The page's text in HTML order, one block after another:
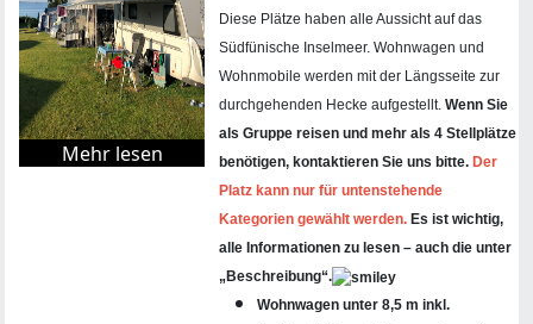
Mehr lesen
Diese Plätze haben alle Aussicht auf das
Südfünische Inselmeer. Wohnwagen und
Wohnmobile werden mit der Längsseite zur
durchgehenden Hecke aufgestellt. Wenn Sie
als Gruppe reisen und mehr als 4 Stellplätze
benötigen, kontaktieren Sie uns bitte. Der
Platz kann nur für untenstehende
Kategorien gewählt werden. Es ist wichtig,
alle Informationen zu lesen – auch die unter
„Beschreibung“.
Wohnwagen unter 8,5 m inkl.